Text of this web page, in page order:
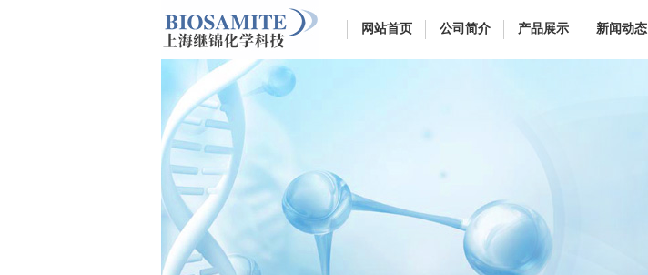
网站首页 公司简介 产品展示 新闻动态